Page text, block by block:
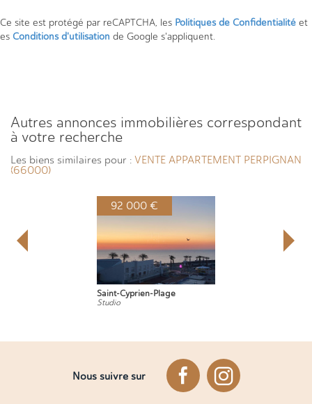
Ce site est protégé par reCAPTCHA, les Politiques de Confidentialité et
es Conditions d'utilisation de Google s'appliquent.
autres annonces immobilières correspondant
à votre recherche
Les biens similaires pour : VENTE APPARTEMENT PERPIGNAN
(66000)
92 000 €
Saint-Cyprien-Plage
Studio
Nous suivre sur